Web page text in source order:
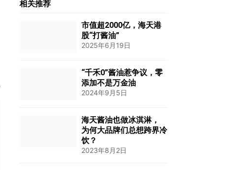
相关推荐
市值超2000亿，海天港
股“打酱油”
2025年6月19日
“千禾0”酱油惹争议，零
添加不是万金油
2024年9月5日
海天酱油也做冰淇淋，
为何大品牌们总想跨界冷
饮？
2023年8月2日